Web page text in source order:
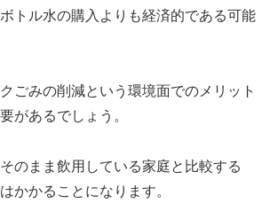
トル水の購入よりも経済的である可能
ごみの削減という環境面でのメリット
があるでしょう。
のまま飲用している家庭と比較する
かかることになります。